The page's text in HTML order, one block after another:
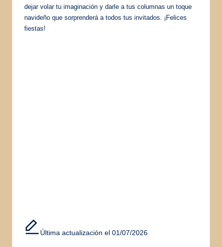
dejar volar tu imaginación y darle a tus columnas un toque
navideño que sorprenderá a todos tus invitados. ¡Felices
fiestas!
Última actualización el 01/07/2026